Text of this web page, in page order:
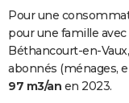
Pour une
pour une famille avec
Béthancourt-en-
abonnés (ménages,
97 m3/an en 2023.